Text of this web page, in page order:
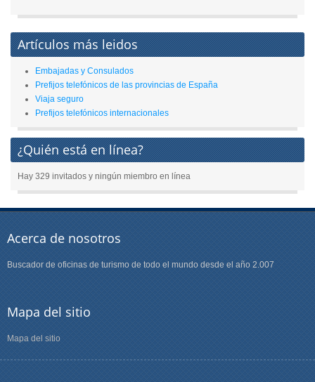
Artículos más leidos
Embajadas y Consulados
Prefijos telefónicos de las provincias de España
Viaja seguro
Prefijos telefónicos internacionales
¿Quién está en línea?
Hay 329 invitados y ningún miembro en línea
Acerca de nosotros
Buscador de oficinas de turismo de todo el mundo desde el año 2.007
Mapa del sitio
Mapa del sitio